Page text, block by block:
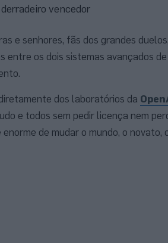
vencedor
e senhores, fãs dos grandes
entre os dois sistemas avançados
dos laboratórios da
e todos sem pedir licença nem
de mudar o mundo, o